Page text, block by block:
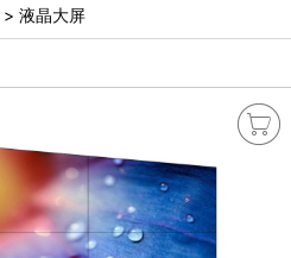
> 液晶大屏
